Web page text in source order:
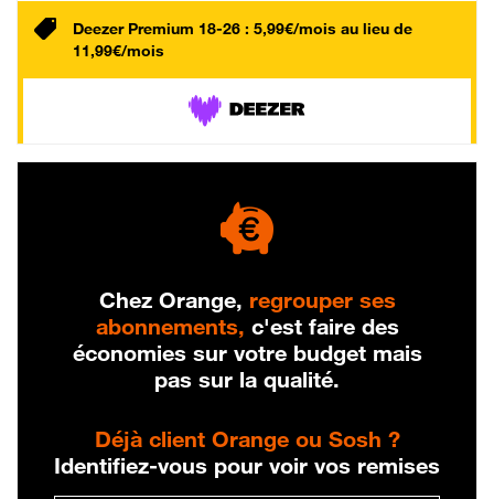
Deezer Premium 18-26 : 5,99€/mois au lieu de
11,99€/mois
Chez Orange, regrouper ses
abonnements, c'est faire des
économies sur votre budget mais
pas sur la qualité.
Déjà client Orange ou Sosh ?
Identifiez-vous pour voir vos remises